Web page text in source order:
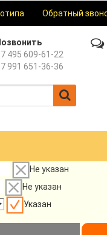
Обратный
495 609-61-22
991 651-36-36
Не указан
Не указан
Указан